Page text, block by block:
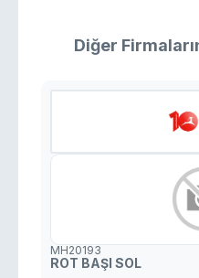
Diğer
MH20193
ROT BAŞI SOL